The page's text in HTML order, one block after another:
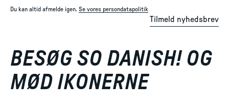
Du kan altid afmelde igen. Se vores persondatapolitik
Tilmeld nyhedsbrev
BESØG SO DANISH! OG
MØD IKONERNE